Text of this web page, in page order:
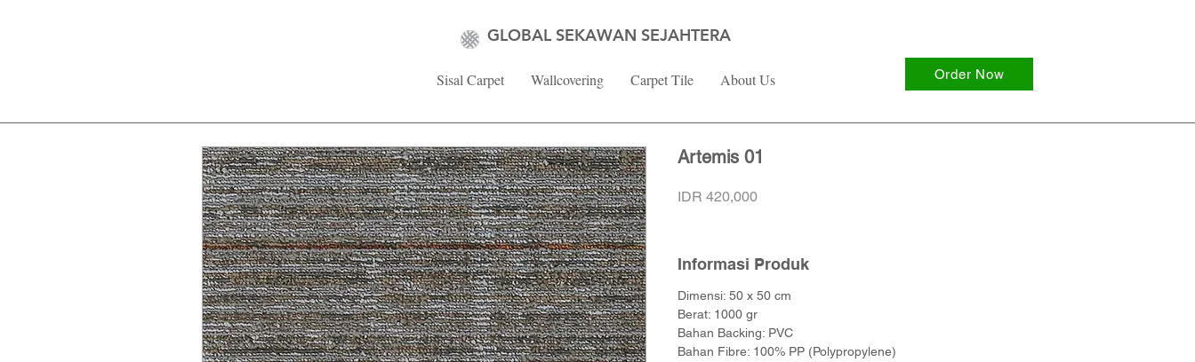
GLOBAL SEKAWAN SEJAHTERA
Sisal Carpet Wallcovering Carpet Tile About Us Order Now
Artemis 01
IDR 420,000Price
Informasi Produk
Dimensi: 50 x 50 cm
Berat: 1000 gr
Bahan Backing: PVC
Bahan Fibre: 100% PP (Polypropylene)